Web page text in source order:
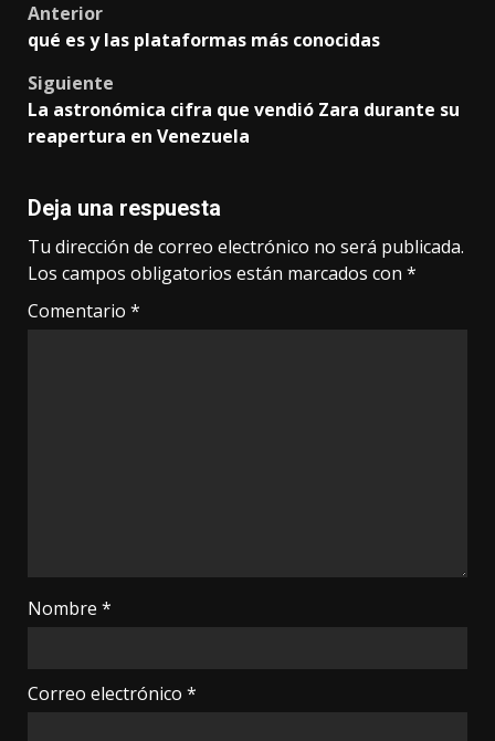
Post
navigation
Anterior
qué es y las plataformas más conocidas
Siguiente
La astronómica cifra que vendió Zara durante su
reapertura en Venezuela
Deja una respuesta
Tu dirección de correo electrónico no será publicada.
Los campos obligatorios están marcados con *
Comentario *
Nombre *
Correo electrónico *